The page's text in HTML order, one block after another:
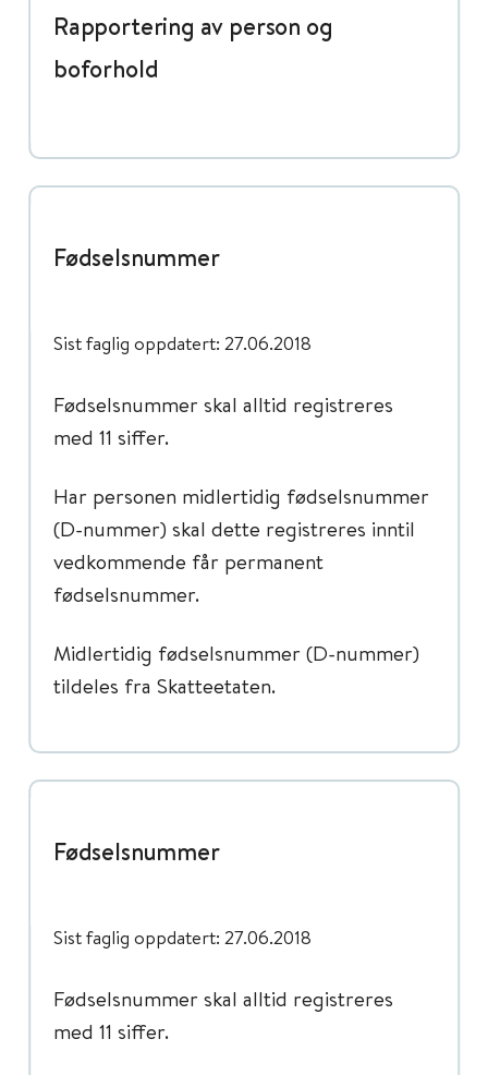
Rapportering av person og
boforhold
Fødselsnummer
Sist faglig oppdatert: 27.06.2018
Fødselsnummer skal alltid registreres
med 11 siffer.
Har personen midlertidig fødselsnummer
(D-nummer) skal dette registreres inntil
vedkommende får permanent
fødselsnummer.
Midlertidig fødselsnummer (D-nummer)
tildeles fra Skatteetaten.
Fødselsnummer
Sist faglig oppdatert: 27.06.2018
Fødselsnummer skal alltid registreres
med 11 siffer.